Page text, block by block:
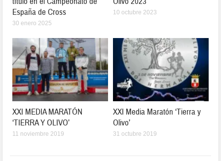
España de Cross
30 enero 2025
10 octubre 2023
XXI MEDIA MARATÓN
‘TIERRA Y OLIVO’
11 noviembre 2019
XXI Media Maratón ‘Tierra y
Olivo’
31 octubre 2019